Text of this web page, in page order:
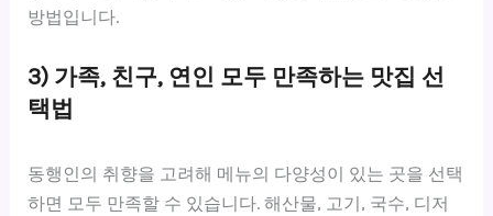
방법입니다.
3) 가족, 친구, 연인 모두 만족하는 맛집 선
택법
동행인의 취향을 고려해 메뉴의 다양성이 있는 곳을 선택
하면 모두 만족할 수 있습니다. 해산물, 고기, 국수, 디저